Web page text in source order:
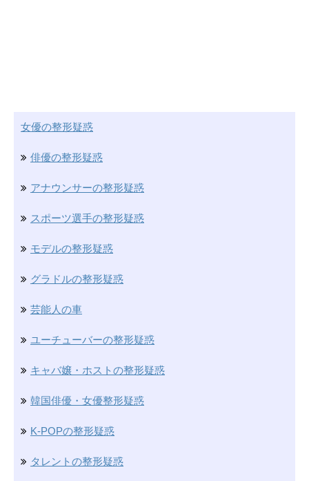
女優の整形疑惑
俳優の整形疑惑
アナウンサーの整形疑惑
スポーツ選手の整形疑惑
モデルの整形疑惑
グラドルの整形疑惑
芸能人の車
ユーチューバーの整形疑惑
キャバ嬢・ホストの整形疑惑
韓国俳優・女優整形疑惑
K-POPの整形疑惑
タレントの整形疑惑